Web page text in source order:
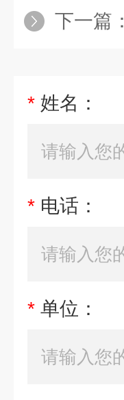
下一篇：
* 姓名：
* 电话：
* 单位：